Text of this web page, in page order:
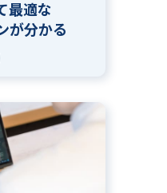
最適な
が分かる